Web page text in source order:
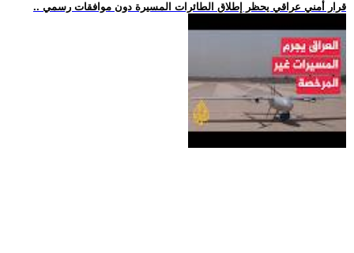
.. قرار أمني عراقي يحظر إطلاق الطائرات المسيرة دون موافقات رسمي